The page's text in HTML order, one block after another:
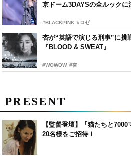
京ドーム3DAYSの全ルックに
#BLACKPINK #ロゼ
杏が“英語で演じる刑事”に
『BLOOD & SWEAT』
#WOWOW #杏
PRESENT
【監督登壇】『猫たちと
20名様をご招待！